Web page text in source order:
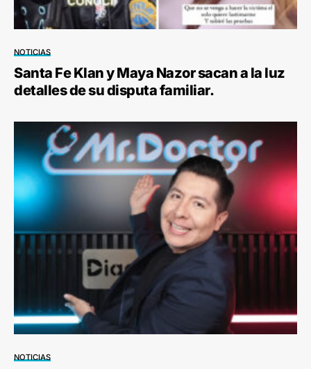
NOTICIAS
Santa Fe Klan y Maya Nazor sacan a la luz
detalles de su disputa familiar.
NOTICIAS